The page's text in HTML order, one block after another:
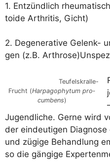
1. Ent­zünd­lich
to­ide Arthri­tis, Gicht)
2. Dege­ne­ra­ti­ve Gelenk-
gen (z.B.
Teu­fels­kral­le-
Frucht (Har­pag­o­phy­tum pro­
cum­bens)
Jugend­li­che. Ger­ne wird
der ein­deu­ti­gen
und zügi­ge Behand­lung
so die gän­gi­ge